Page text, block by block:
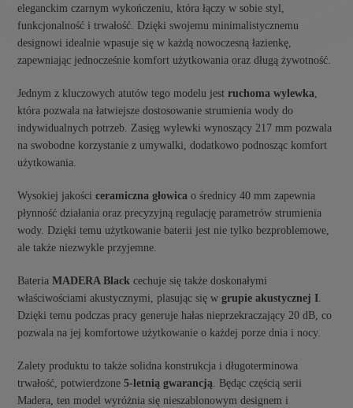
eleganckim czarnym wykończeniu, która łączy w sobie styl,
funkcjonalność i trwałość. Dzięki swojemu minimalistycznemu
designowi idealnie wpasuje się w każdą nowoczesną łazienkę,
zapewniając jednocześnie komfort użytkowania oraz długą żywotność.
Jednym z kluczowych atutów tego modelu jestruchoma wylewka,
która pozwala na łatwiejsze dostosowanie strumienia wody do
indywidualnych potrzeb. Zasięg wylewki wynoszący 217 mm pozwala
na swobodne korzystanie z umywalki, dodatkowo podnosząc komfort
użytkowania.
Wysokiej jakościceramiczna głowica o średnicy 40 mm zapewnia
płynność działania oraz precyzyjną regulację parametrów strumienia
wody. Dzięki temu użytkowanie baterii jest nie tylko bezproblemowe,
ale także niezwykle przyjemne.
BateriaMADERA Black cechuje się także doskonałymi
właściwościami akustycznymi, plasując się wgrupie akustycznej I.
Dzięki temu podczas pracy generuje hałas nieprzekraczający 20 dB, co
pozwala na jej komfortowe użytkowanie o każdej porze dnia i nocy.
Zalety produktu to także solidna konstrukcja i długoterminowa
trwałość, potwierdzone5-letnią gwarancją. Będąc częścią serii
Madera, ten model wyróżnia się nieszablonowym designem i